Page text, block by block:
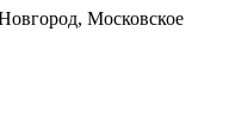
Московское